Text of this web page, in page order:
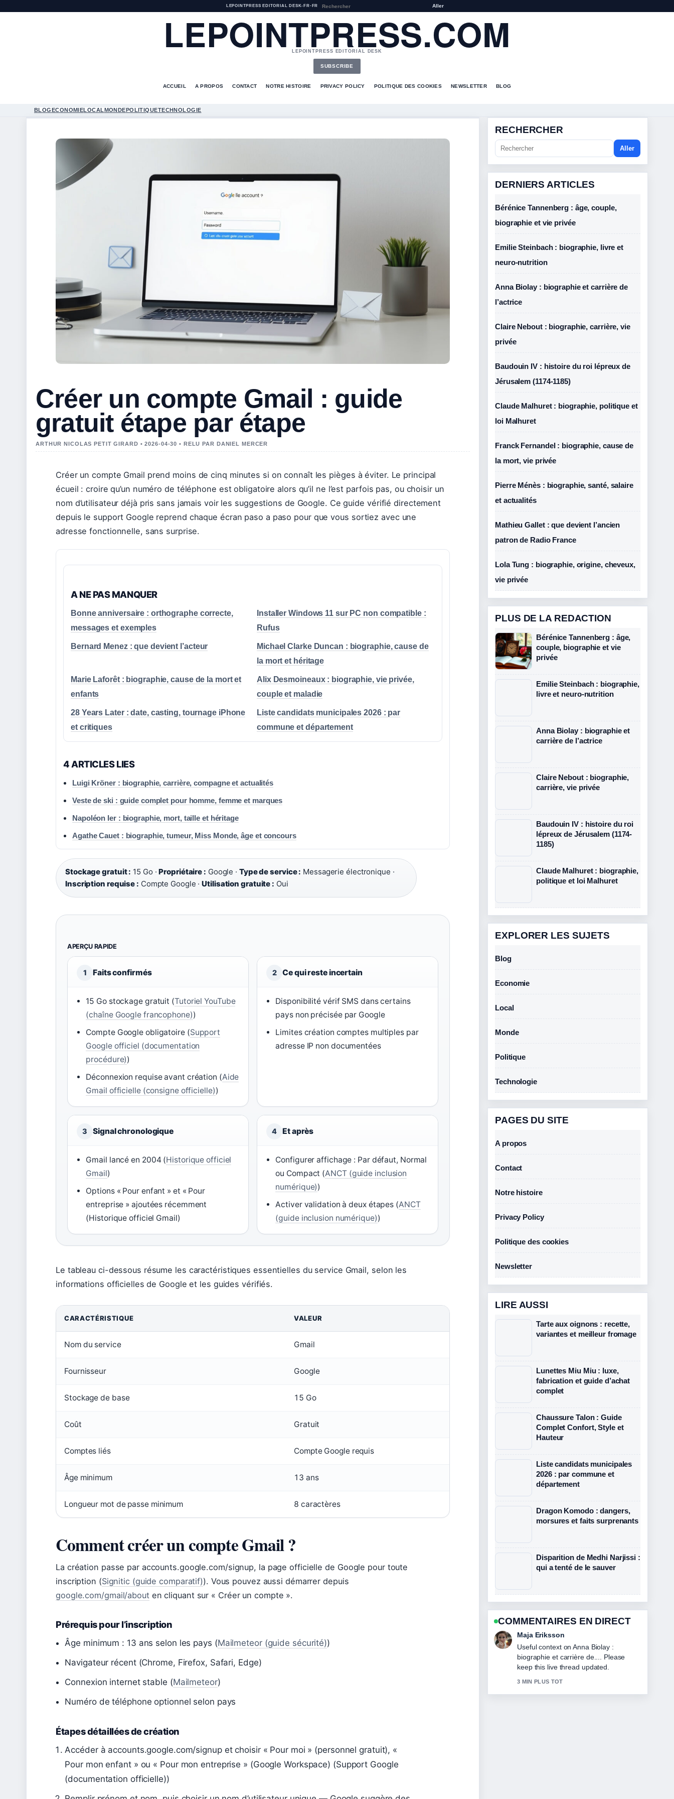
LEPOINTPRESS EDITORIAL DESK• FR-FR Aller
LEPOINTPRESS.COM
LEPOINTPRESS EDITORIAL DESK
SUBSCRIBE
ACCUEIL A PROPOS CONTACT NOTRE HISTOIRE PRIVACY POLICY POLITIQUE DES COOKIES NEWSLETTER BLOG
BLOGECONOMIELOCALMONDEPOLITIQUETECHNOLOGIE
Créer un compte Gmail : guide
gratuit étape par étape
ARTHUR NICOLAS PETIT GIRARD • 2026-04-30 • RELU PAR DANIEL MERCER
Créer un compte Gmail prend moins de cinq minutes si on connaît les pièges à éviter. Le principal
écueil : croire qu’un numéro de téléphone est obligatoire alors qu’il ne l’est parfois pas, ou choisir un
nom d’utilisateur déjà pris sans jamais voir les suggestions de Google. Ce guide vérifié directement
depuis le support Google reprend chaque écran paso a paso pour que vous sortiez avec une
adresse fonctionnelle, sans surprise.
A NE PAS MANQUER
Bonne anniversaire : orthographe correcte,
messages et exemples
Installer Windows 11 sur PC non compatible :
Rufus
Bernard Menez : que devient l’acteur
Michael Clarke Duncan : biographie, cause de
la mort et héritage
Marie Laforêt : biographie, cause de la mort et
enfants
Alix Desmoineaux : biographie, vie privée,
couple et maladie
28 Years Later : date, casting, tournage iPhone
et critiques
Liste candidats municipales 2026 : par
commune et département
4 ARTICLES LIES
Luigi Kröner : biographie, carrière, compagne et actualités
Veste de ski : guide complet pour homme, femme et marques
Napoléon Ier : biographie, mort, taille et héritage
Agathe Cauet : biographie, tumeur, Miss Monde, âge et concours
Stockage gratuit : 15 Go ·Propriétaire : Google · Type de service : Messagerie électronique ·
Inscription requise : Compte Google ·Utilisation gratuite : Oui
APERÇU RAPIDE
1 Faits confirmés
15 Go stockage gratuit (Tutoriel YouTube
(chaîne Google francophone))
Compte Google obligatoire (Support
Google officiel (documentation
procédure))
Déconnexion requise avant création (Aide
Gmail officielle (consigne officielle))
2 Ce qui reste incertain
Disponibilité vérif SMS dans certains
pays non précisée par Google
Limites création comptes multiples par
adresse IP non documentées
3 Signal chronologique
Gmail lancé en 2004 (Historique officiel
Gmail)
Options « Pour enfant » et « Pour
entreprise » ajoutées récemment
(Historique officiel Gmail)
4 Et après
Configurer affichage : Par défaut, Normal
ou Compact (ANCT (guide inclusion
numérique))
Activer validation à deux étapes (ANCT
(guide inclusion numérique))
Le tableau ci-dessous résume les caractéristiques essentielles du service Gmail, selon les
informations officielles de Google et les guides vérifiés.
CARACTÉRISTIQUE VALEUR
Nom du service Gmail
Fournisseur Google
Stockage de base 15 Go
Coût Gratuit
Comptes liés Compte Google requis
Âge minimum 13 ans
Longueur mot de passe minimum 8 caractères
Comment créer un compte Gmail ?
La création passe par accounts.google.com/signup, la page officielle de Google pour toute
inscription (Signitic (guide comparatif)). Vous pouvez aussi démarrer depuis
google.com/gmail/abouten cliquant sur « Créer un compte ».
Prérequis pour l’inscription
Âge minimum : 13 ans selon les pays (Mailmeteor (guide sécurité))
Navigateur récent (Chrome, Firefox, Safari, Edge)
Connexion internet stable (Mailmeteor)
Numéro de téléphone optionnel selon pays
Étapes détaillées de création
Accéder à accounts.google.com/signup et choisir « Pour moi » (personnel gratuit), «
Pour mon enfant » ou « Pour mon entreprise » (Google Workspace) (Support Google
(documentation officielle))
RECHERCHER
Aller
DERNIERS ARTICLES
Bérénice Tannenberg : âge, couple,
biographie et vie privée
Emilie Steinbach : biographie, livre et
neuro-nutrition
Anna Biolay : biographie et carrière de
l’actrice
Claire Nebout : biographie, carrière, vie
privée
Baudouin IV : histoire du roi lépreux de
Jérusalem (1174-1185)
Claude Malhuret : biographie, politique et
loi Malhuret
Franck Fernandel : biographie, cause de
la mort, vie privée
Pierre Ménès : biographie, santé, salaire
et actualités
Mathieu Gallet : que devient l’ancien
patron de Radio France
Lola Tung : biographie, origine, cheveux,
vie privée
PLUS DE LA REDACTION
Bérénice Tannenberg : âge,
couple, biographie et vie
privée
Emilie Steinbach : biographie,
livre et neuro-nutrition
Anna Biolay : biographie et
carrière de l’actrice
Claire Nebout : biographie,
carrière, vie privée
Baudouin IV : histoire du roi
lépreux de Jérusalem (1174-
1185)
Claude Malhuret : biographie,
politique et loi Malhuret
EXPLORER LES SUJETS
Blog
Economie
Local
Monde
Politique
Technologie
PAGES DU SITE
A propos
Contact
Notre histoire
Privacy Policy
Politique des cookies
Newsletter
LIRE AUSSI
Tarte aux oignons : recette,
variantes et meilleur fromage
Lunettes Miu Miu : luxe,
fabrication et guide d’achat
complet
Chaussure Talon : Guide
Complet Confort, Style et
Hauteur
Liste candidats municipales
2026 : par commune et
département
Dragon Komodo : dangers,
morsures et faits surprenants
Disparition de Medhi Narjissi :
qui a tenté de le sauver
COMMENTAIRES EN DIRECT
Noah Bennett
The reporting on Bérénice Tannenberg
: âge, couple, biographie et... feels solid
and very easy to follow.
5 MIN PLUS TOT